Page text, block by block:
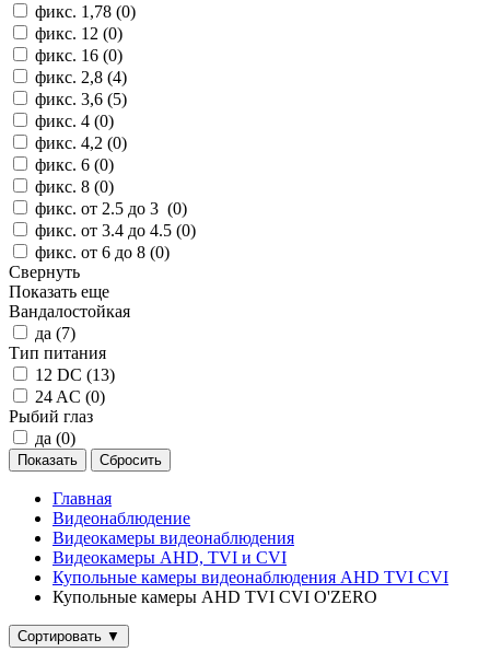
фикс. 1,78 (0)
фикс. 12 (0)
фикс. 16 (0)
фикс. 2,8 (4)
фикс. 3,6 (5)
фикс. 4 (0)
фикс. 4,2 (0)
фикс. 6 (0)
фикс. 8 (0)
фикс. от 2.5 до 3 (0)
фикс. от 3.4 до 4.5 (0)
фикс. от 6 до 8 (0)
Свернуть
Показать еще
Вандалостойкая
да (7)
Тип питания
12 DC (13)
24 AC (0)
Рыбий глаз
да (0)
Главная
Видеонаблюдение
Видеокамеры видеонаблюдения
Видеокамеры AHD, TVI и CVI
Купольные камеры видеонаблюдения AHD TVI CVI
Купольные камеры AHD TVI CVI O'ZERO
Сортировать ▼